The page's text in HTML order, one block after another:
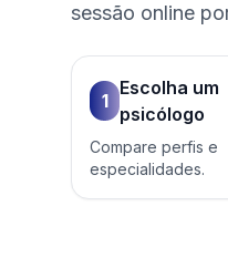
sessão online
1
Escolha um
psicólogo
Compare perfis e
especialidades.